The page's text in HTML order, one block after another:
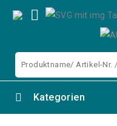

Kategorien